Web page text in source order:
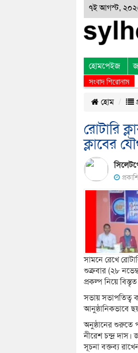
৭ই আগস্ট, ২০২৬
হোমপেইজ
সংবাদ শিরোনাম
জুলাই অভ্যুত্থানের অর্জন, বর্জন ও
হোম
রোটারি
ক্লাবের
সামনে রেখে
শুক্রবার (২৮
প্রকল্প নিয়ে
সভায় সভাপতিত্ব
আনুষ্ঠানিকভাবে
অনুষ্ঠানের শুরুতে
নীরেশ চন্দ্র
সূচনা বক্তব্য